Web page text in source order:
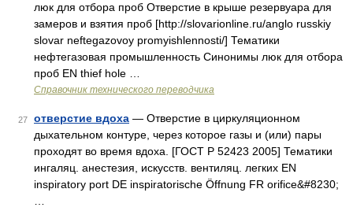
люк для отбора проб Отверстие в крыше резервуара для
замеров и взятия проб [http://slovarionline.ru/anglo russkiy
slovar neftegazovoy promyishlennosti/] Тематики
нефтегазовая промышленность Синонимы люк для отбора
проб EN thief hole …
Справочник технического переводчика
27 отверстие вдоха — Отверстие в циркуляционном
дыхательном контуре, через которое газы и (или) пары
проходят во время вдоха. [ГОСТ Р 52423 2005] Тематики
ингаляц. анестезия, искусств. вентиляц. легких EN
inspiratory port DE inspiratorische Öffnung FR orifice&#8230;